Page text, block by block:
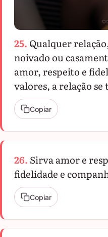
25. Qualquer
noivado ou
amor, respeito e
valores, a relação
Copiar
26. Sirva amor e
fidelidade e
Copiar